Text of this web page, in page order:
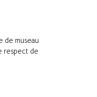
de museau
respect de